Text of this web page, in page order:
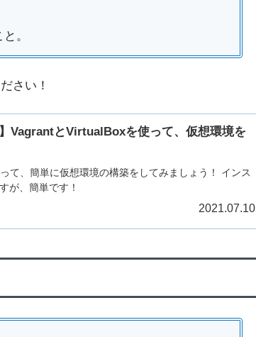
。
さい！
VagrantとVirtualBoxを使って、仮想環境を
て、簡単に仮想環境の構築をしてみましょう！ インス
が、簡単です！
2021.07.10